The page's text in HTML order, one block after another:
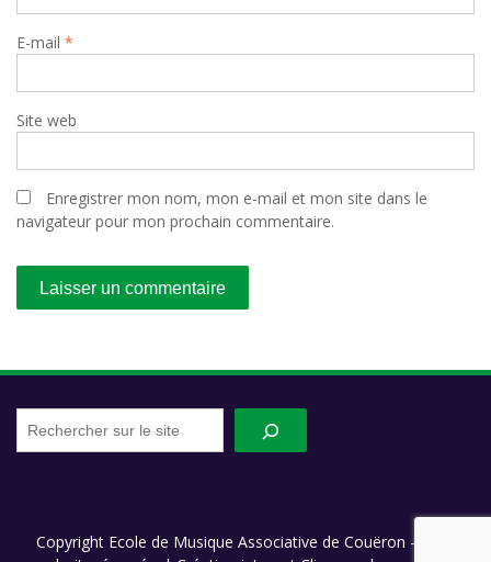
E-mail *
Site web
Enregistrer mon nom, mon e-mail et mon site dans le
navigateur pour mon prochain commentaire.
sur
Copyright Ecole de Musique Associative de Couëron - Tous